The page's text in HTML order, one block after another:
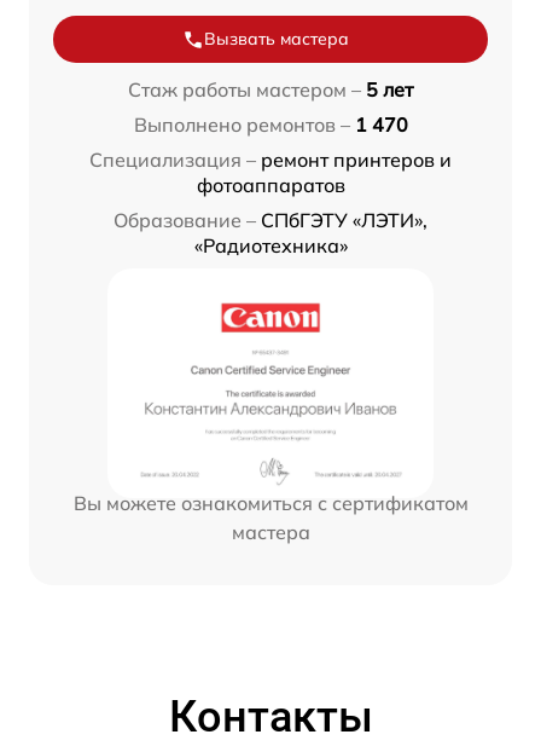
Вызвать мастера
Стаж работы мастером – 5 лет
Выполнено ремонтов – 1 470
Специализация – ремонт принтеров и
фотоаппаратов
Образование – СПбГЭТУ «ЛЭТИ»,
«Радиотехника»
Вы можете ознакомиться с сертификатом
мастера
Контакты